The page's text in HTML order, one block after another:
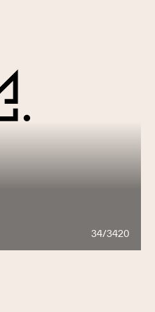
34/3420